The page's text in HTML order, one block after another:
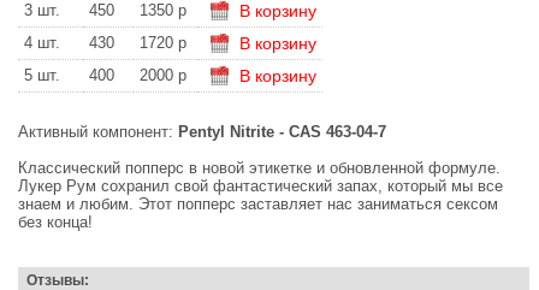
3 шт. 450 1350 р В корзину
4 шт. 430 1720 р В корзину
5 шт. 400 2000 р В корзину
Активный компонент: Pentyl Nitrite - CAS 463-04-7
Классический попперс в новой этикетке и обновленной формуле.
Лукер Рум сохранил свой фантастический запах, который мы все
знаем и любим. Этот попперс заставляет нас заниматься сексом
без конца!
Отзывы: